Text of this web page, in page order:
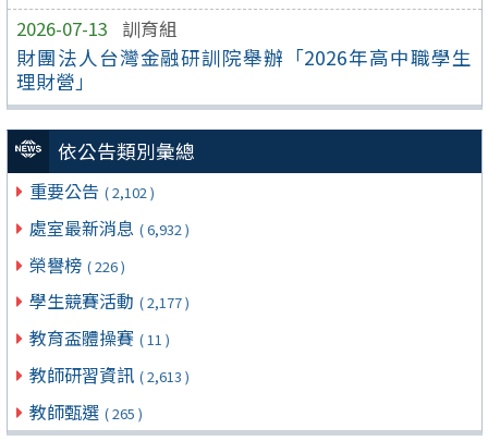
2026-07-13 訓育組
財團法人台灣金融研訓院舉辦「2026年高中職學生
理財營」
依公告類別彙總
重要公告 ( 2,102 )
處室最新消息 ( 6,932 )
榮譽榜 ( 226 )
學生競賽活動 ( 2,177 )
教育盃體操賽 ( 11 )
教師研習資訊 ( 2,613 )
教師甄選 ( 265 )